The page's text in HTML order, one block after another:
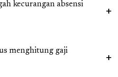
kecurangan absensi
menghitung gaji